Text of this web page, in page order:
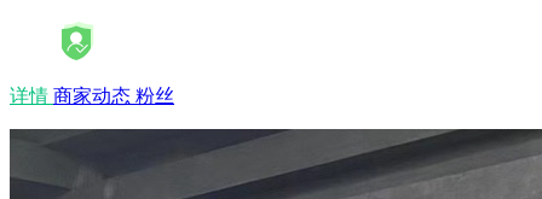
详情 商家动态 粉丝